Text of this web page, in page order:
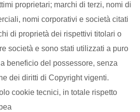
proprietari; marchi di terzi, nomi di
nomi corporativi e società citati
di proprietà dei rispettivi titolari o
società e sono stati utilizzati a puro
beneficio del possessore, senza
dei diritti di Copyright vigenti.
cookie tecnici, in totale rispetto